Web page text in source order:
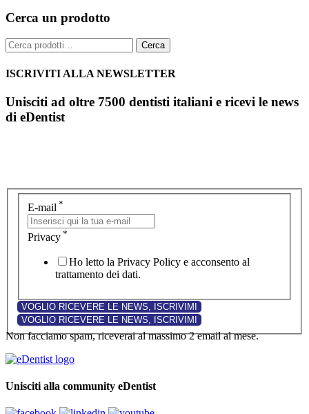
Cerca un prodotto
Cerca: Cerca
ISCRIVITI ALLA NEWSLETTER
Unisciti ad oltre 7500 dentisti italiani e ricevi le news
di eDentist
E-mail *
Privacy *
Ho letto la Privacy Policy e acconsento al
trattamento dei dati.
Non facciamo spam, riceverai al massimo 2 email al mese.
Unisciti alla community eDentist